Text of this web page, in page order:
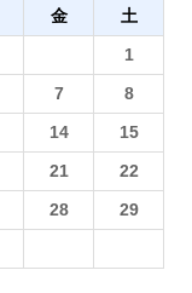
金
土
1
7
8
14
15
21
22
28
29